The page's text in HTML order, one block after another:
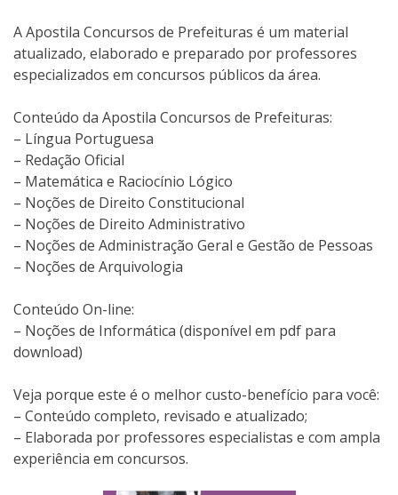
A Apostila Concursos de Prefeituras é um material
atualizado, elaborado e preparado por professores
especializados em concursos públicos da área.
Conteúdo da Apostila Concursos de Prefeituras:
– Língua Portuguesa
– Redação Oficial
– Matemática e Raciocínio Lógico
– Noções de Direito Constitucional
– Noções de Direito Administrativo
– Noções de Administração Geral e Gestão de Pessoas
– Noções de Arquivologia
Conteúdo On-line:
– Noções de Informática (disponível em pdf para
download)
Veja porque este é o melhor custo-benefício para você:
– Conteúdo completo, revisado e atualizado;
– Elaborada por professores especialistas e com ampla
experiência em concursos.